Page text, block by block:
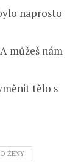
naprosto
můžeš nám
tělo s
ŽENY